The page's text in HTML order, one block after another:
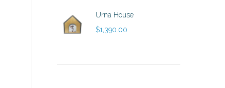
Urna House
$1,390.00